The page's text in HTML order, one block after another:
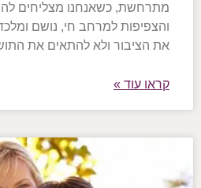
מתרחשת, כשאנחנו מצליחים
והצפיפות למרחב חי, נושם
את הציבור ולא להתאים את
קראו עוד »